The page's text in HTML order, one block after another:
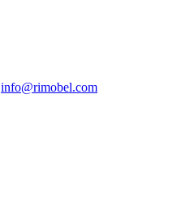
info@rimobel.com